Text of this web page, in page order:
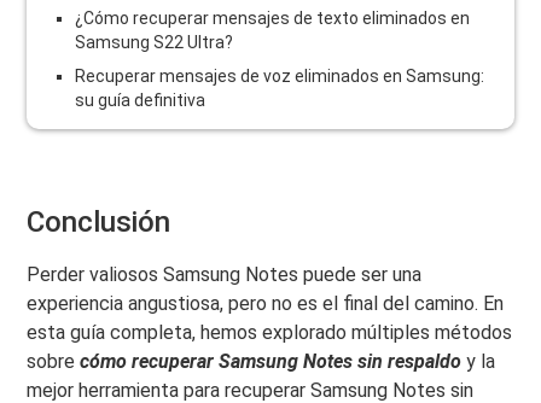
¿Cómo recuperar mensajes de texto eliminados en
Samsung S22 Ultra?
Recuperar mensajes de voz eliminados en Samsung:
su guía definitiva
Conclusión
Perder valiosos Samsung Notes puede ser una
experiencia angustiosa, pero no es el final del camino. En
esta guía completa, hemos explorado múltiples métodos
sobrecómo recuperar Samsung Notes sin respaldo y la
mejor herramienta para recuperar Samsung Notes sin